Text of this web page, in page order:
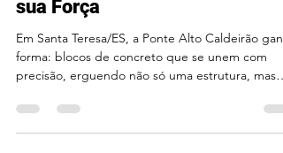
RB Pré-fabricados
Do Alto, a Engenharia Revela
sua Força
Em Santa Teresa/ES, a Ponte Alto Caldeirão
forma: blocos de concreto que se unem com